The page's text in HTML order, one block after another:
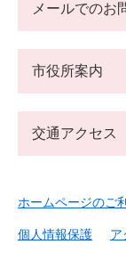
メールでのお
市役所案内
交通アクセス
ホームページのご
個人情報保護 ア